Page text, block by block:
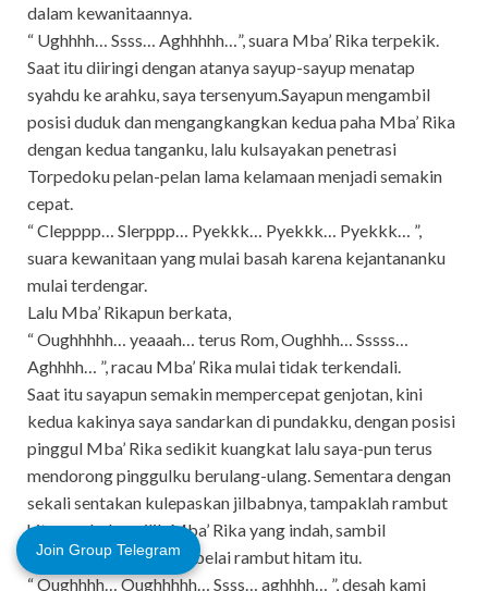
dalam kewanitaannya.
“ Ughhhh… Ssss… Aghhhhh…”, suara Mba’ Rika terpekik.
Saat itu diiringi dengan atanya sayup-sayup menatap
syahdu ke arahku, saya tersenyum.Sayapun mengambil
posisi duduk dan mengangkangkan kedua paha Mba’ Rika
dengan kedua tanganku, lalu kulsayakan penetrasi
Torpedoku pelan-pelan lama kelamaan menjadi semakin
cepat.
“ Clepppp… Slerppp… Pyekkk… Pyekkk… Pyekkk… ”,
suara kewanitaan yang mulai basah karena kejantananku
mulai terdengar.
Lalu Mba’ Rikapun berkata,
“ Oughhhhh… yeaaah… terus Rom, Oughhh… Sssss…
Aghhhh… ”, racau Mba’ Rika mulai tidak terkendali.
Saat itu sayapun semakin mempercepat genjotan, kini
kedua kakinya saya sandarkan di pundakku, dengan posisi
pinggul Mba’ Rika sedikit kuangkat lalu saya-pun terus
mendorong pinggulku berulang-ulang. Sementara dengan
sekali sentakan kulepaskan jilbabnya, tampaklah rambut
hitam sebahu milik Mba’ Rika yang indah, sambil
menggenjot saya membelai rambut hitam itu.
“ Oughhhh… Oughhhhh… Ssss… aghhhh… ”, desah kami
Join Group Telegram